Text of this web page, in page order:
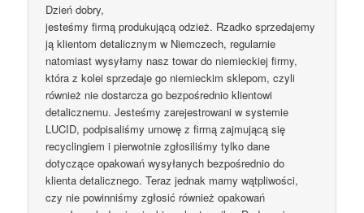
Dzień dobry,
jesteśmy firmą produkującą odzież. Rzadko sprzedajemy
ją klientom detalicznym w Niemczech, regularnie
natomiast wysyłamy nasz towar do niemieckiej firmy,
która z kolei sprzedaje go niemieckim sklepom, czyli
również nie dostarcza go bezpośrednio klientowi
detalicznemu. Jesteśmy zarejestrowani w systemie
LUCID, podpisaliśmy umowę z firmą zajmującą się
recyclingiem i pierwotnie zgłosiliśmy tylko dane
dotyczące opakowań wysyłanych bezpośrednio do
klienta detalicznego. Teraz jednak mamy wątpliwości,
czy nie powinniśmy zgłosić również opakowań